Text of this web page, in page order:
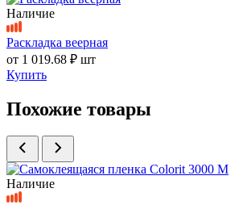
Наличие
Раскладка веерная
от 1 019.68 ₽ шт
Купить
Похожие товары
Наличие